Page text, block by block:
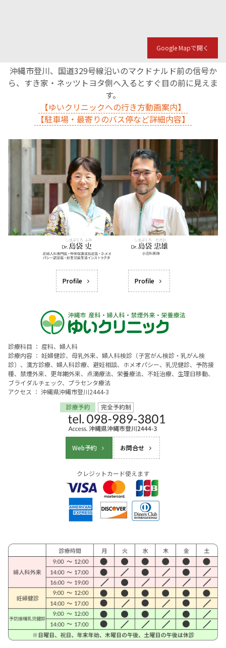
Google Mapで開く
沖縄市登川、国道329号線沿いのマクドナルド前の信号か
ら、すき家・ネッツトヨタ側へ入るとすぐ目の前に見えま
す。
【ゆいクリニックへの行き方動画案内】
【駐車場・最寄りのバス停など詳細内容】
Profile Profile
診療科目 ： 産科、婦人科
診療内容 ： 妊婦健診、母乳外来、婦人科検診（子宮がん検診・乳がん検
診）、漢方診療、婦人科診療、避妊相談、ホメオパシー、乳児健診、予防接
種、禁煙外来、更年期外来、点滴療法、栄養療法、不妊治療、生理日移動、
ブライダルチェック、プラセンタ療法
アクセス ： 沖縄県沖縄市登川2444-3
Web予約 お問合せ
クレジットカード使えます